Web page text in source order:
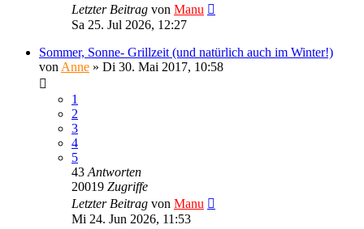
Letzter Beitrag von Manu
Sa 25. Jul 2026, 12:27
Sommer, Sonne- Grillzeit (und natürlich auch im Winter!)
von Anne » Di 30. Mai 2017, 10:58
1
2
3
4
5
43 Antworten
20019 Zugriffe
Letzter Beitrag von Manu
Mi 24. Jun 2026, 11:53